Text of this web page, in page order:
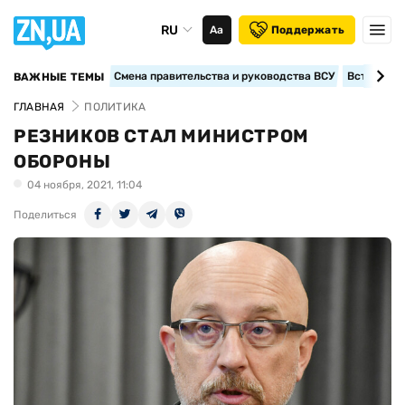
RU Аа Поддержать
ВАЖНЫЕ ТЕМЫ Смена правительства и руководства ВСУ
ГЛАВНАЯ ПОЛИТИКА
РЕЗНИКОВ СТАЛ МИНИСТРОМ
ОБОРОНЫ
04 ноября, 2021, 11:04
Поделиться